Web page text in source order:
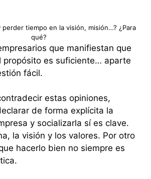
perder tiempo en la visión, misión…? ¿Para
qué?
que manifiestan que
propósito es suficiente… aparte
fácil.
estas opiniones,
de forma explícita la
y socializarla sí es clave.
la visión y los valores. Por otro
hacerlo bien no siempre es